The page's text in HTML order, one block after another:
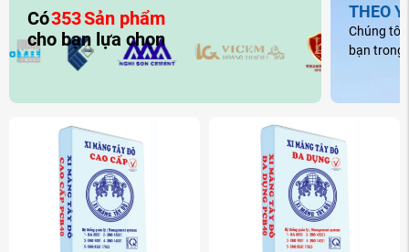
Có353Sản phẩm
cho bạn lựa chọn
THEO
Chúng tôi
bạn trong